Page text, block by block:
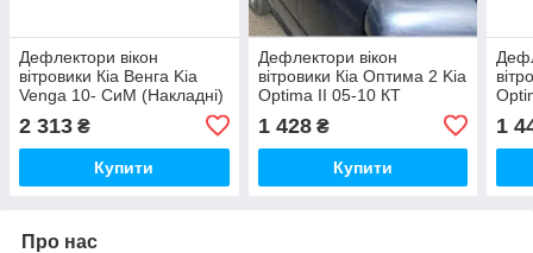
Дефлектори вікон
вітровики Кіа Венга Kia
Venga 10- СиМ (Накладні)
2 313 ₴
Купити
Дефлектори вікон
вітровики Кіа Оптима 2 Kia
Optima II 05-10 КТ
1 428₴
Купити
1
Про нас